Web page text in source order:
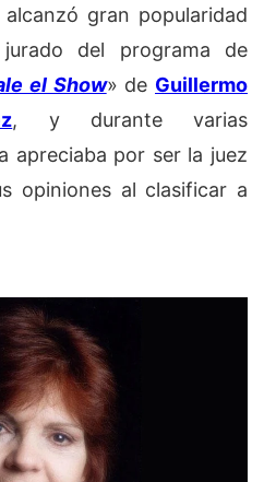
gran popularidad
del programa de
el Show» de Guillermo
, y durante varias
apreciaba por ser la juez
opiniones al clasificar a